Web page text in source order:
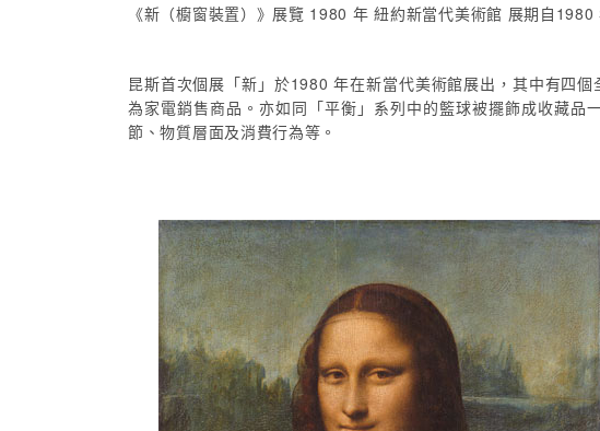
《新（櫥窗裝置）》展覽 1980 年 紐約新當代美術館 展期自
昆斯首次個展「新」於1980 年在新當代美術館展出，其中有四
為家電銷售商品。亦如同「平衡」系列中的籃球被擺飾成收藏
節、物質層面及消費行為等。